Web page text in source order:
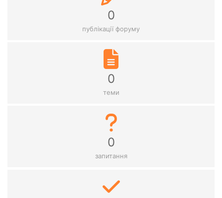
0
публікації форуму
0
теми
0
запитання